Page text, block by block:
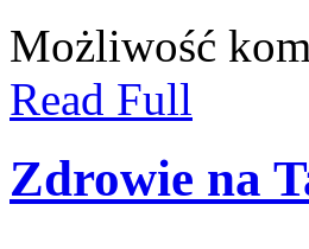
Możliwość
Read Full
Zdrowie na